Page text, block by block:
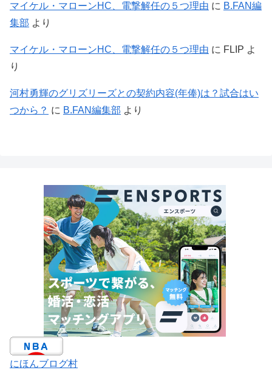
マイケル・マローンHC、電撃解任の５つ理由 に B.FAN編
集部 より
マイケル・マローンHC、電撃解任の５つ理由 に FLIP よ
り
河村勇輝のグリズリーズとの契約内容(年俸)は？試合はい
つから？ に B.FAN編集部 より
にほんブログ村